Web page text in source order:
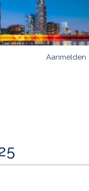
Aanmelden